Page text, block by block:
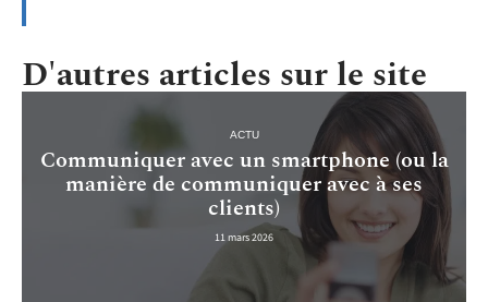
D'autres articles sur le site
ACTU
Communiquer avec un smartphone (ou la
manière de communiquer avec à ses
clients)
11 mars 2026